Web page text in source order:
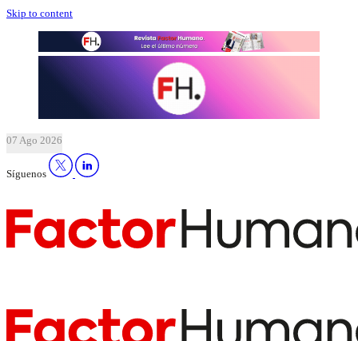
Skip to content
07 Ago 2026
Síguenos